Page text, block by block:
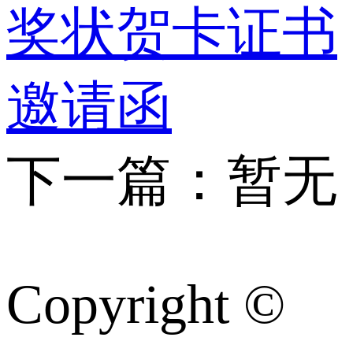
奖状贺卡证书
邀请函
下一篇：暂无
Copyright ©